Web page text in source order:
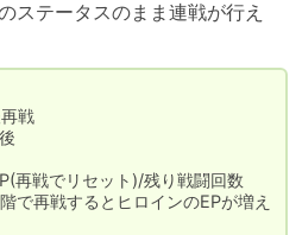
ステータスのまま連戦が行え
戦
再戦でリセット)/残り戦闘回数
で再戦するとヒロインのEPが増え